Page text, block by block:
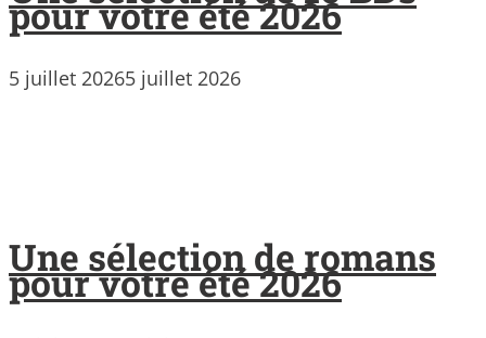
pour votre été 2026
5 juillet 20265 juillet 2026
Une sélection de romans
pour votre été 2026